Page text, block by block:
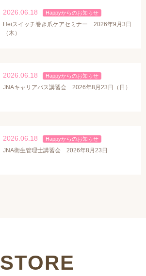
2026.06.18
Heiスイッチ巻き爪ケアセミナー 2026年9月3日
（木）
2026.06.18
JNAキャリアパス講習会 2026年8月23日（日）
2026.06.18
JNA衛生管理士講習会 2026年8月23日
STORE